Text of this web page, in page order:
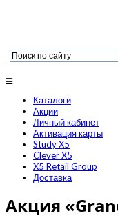
Каталоги
Акции
Личный кабинет
Активация карты
Study X5
Clever X5
X5 Retail Group
Доставка
Акция